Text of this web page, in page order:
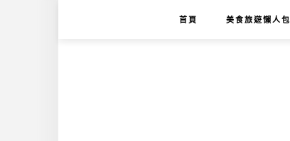
首頁 美食旅遊懶人包